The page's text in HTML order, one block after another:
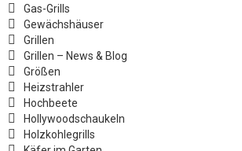
Gas-Grills
Gewächshäuser
Grillen
Grillen – News & Blog
Größen
Heizstrahler
Hochbeete
Hollywoodschaukeln
Holzkohlegrills